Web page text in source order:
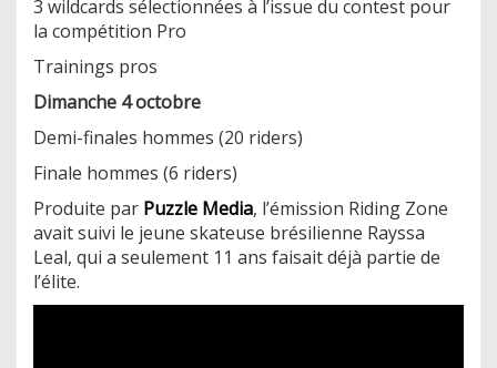
3 wildcards sélectionnées à l’issue du contest pour
la compétition Pro
Trainings pros
Dimanche 4 octobre
Demi-finales hommes (20 riders)
Finale hommes (6 riders)
Produite par Puzzle Media, l’émission Riding Zone
avait suivi le jeune skateuse brésilienne Rayssa
Leal, qui a seulement 11 ans faisait déjà partie de
l’élite.